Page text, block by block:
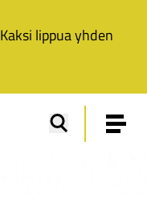
Kaksi lippua yhden